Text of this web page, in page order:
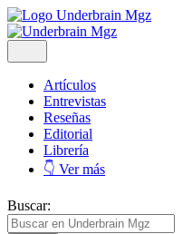
Artículos
Entrevistas
Reseñas
Editorial
Librería
👇 Ver más
Buscar: